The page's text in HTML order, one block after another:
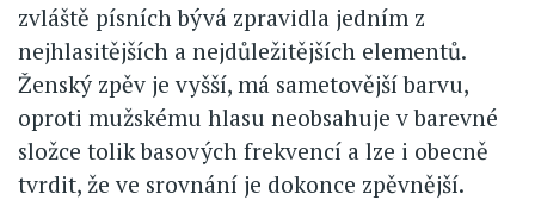
zvláště písních bývá zpravidla jedním z
nejhlasitějších a nejdůležitějších elementů.
Ženský zpěv je vyšší, má sametovější barvu,
oproti mužskému hlasu neobsahuje v barevné
složce tolik basových frekvencí a lze i obecně
tvrdit, že ve srovnání je dokonce zpěvnější.